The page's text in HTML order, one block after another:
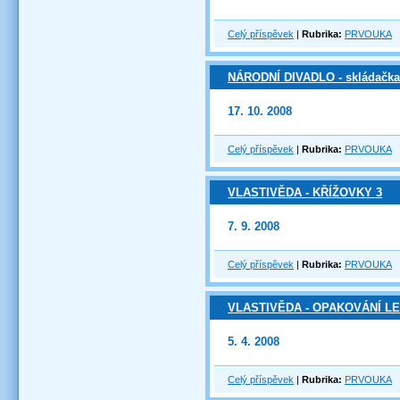
Celý příspěvek | Rubrika: PRVOUKA
NÁRODNÍ DIVADLO - skládačka
17. 10. 2008
Celý příspěvek | Rubrika: PRVOUKA
VLASTIVĚDA - KŘÍŽOVKY 3
7. 9. 2008
Celý příspěvek | Rubrika: PRVOUKA
VLASTIVĚDA - OPAKOVÁNÍ
5. 4. 2008
Celý příspěvek | Rubrika: PRVOUKA